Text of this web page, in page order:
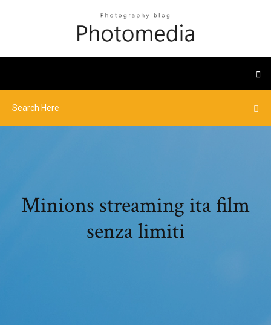
Minions streaming ita film
senza limiti